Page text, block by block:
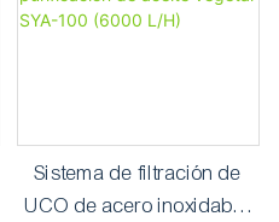
Sistema de filtración de
UCO de acero inoxidable